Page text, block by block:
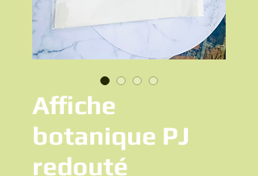
Affiche
botanique PJ
redouté